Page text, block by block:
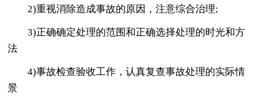
2)重视消除造成事故的原因，注意综合治理;
3)正确确定处理的范围和正确选择处理的时光和方
法
4)事故检查验收工作，认真复查事故处理的实际情
景